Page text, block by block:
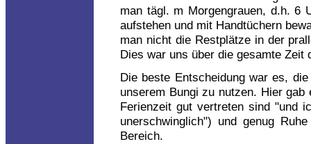
man tägl. m Morgengrauen, d.h.
aufstehen und mit Handtüchern
man nicht die Restplätze in der
Dies war uns über die gesamte
Die beste Entscheidung war es,
unserem Bungi zu nutzen. Hier
Ferienzeit gut vertreten sind "und
unerschwinglich") und genug
Bereich.